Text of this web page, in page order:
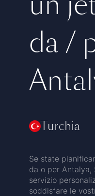
da /
Turchia
Se state
da o per
servizio
soddisfare le